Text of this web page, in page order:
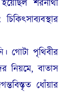
শরনার্থী
গোটা পৃথিবীর
নিয়মে, বাতাস
ধোঁয়ার